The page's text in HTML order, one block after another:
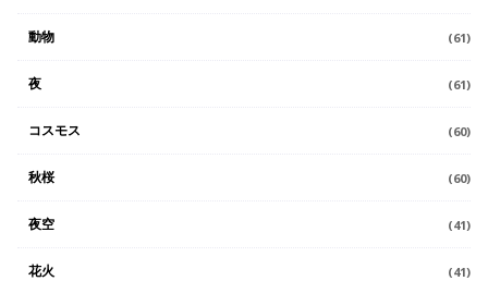
動物 (61)
夜 (61)
コスモス (60)
秋桜 (60)
夜空 (41)
花火 (41)